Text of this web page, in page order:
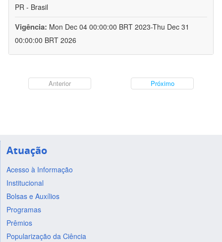
PR - Brasil
Vigência: Mon Dec 04 00:00:00 BRT 2023-Thu Dec 31
00:00:00 BRT 2026
Anterior Próximo
Atuação
Acesso à Informação
Institucional
Bolsas e Auxílios
Programas
Prêmios
Popularização da Ciência